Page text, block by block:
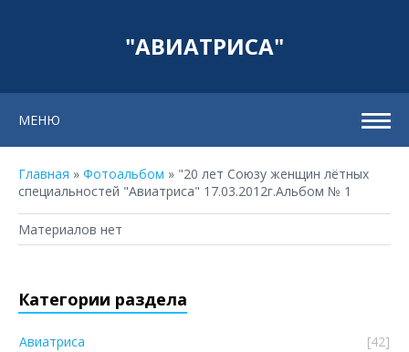
"АВИАТРИСА"
МЕНЮ
Главная » Фотоальбом » "20 лет Союзу женщин лётных
специальностей "Авиатриса" 17.03.2012г.Альбом № 1
Материалов нет
Категории раздела
Авиатриса
[42]